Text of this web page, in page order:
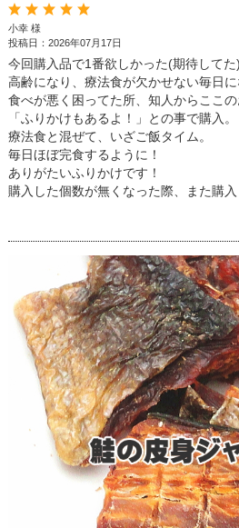
小幸 様
投稿日：2026年07月17日
今回購入品で1番欲しかった(期待してた)
高齢になり、療法食が欠かせない毎日に
食べが悪く困ってた所、知人からここの
「ふりかけもあるよ！」との事で購入。
療法食と混ぜて、いざご飯タイム。
毎日ほぼ完食するように！
ありがたいふりかけです！
購入した個数が無くなった際、また購入